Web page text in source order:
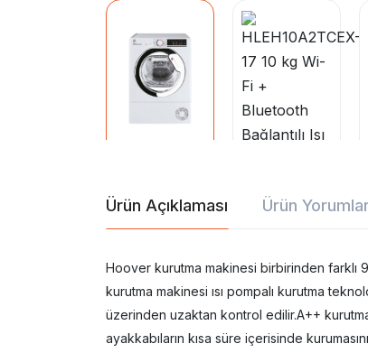
Ürün Açıklaması Ürün
Hoover kurutma makinesi birbirinden farklı
kurutma makinesi ısı pompalı kurutma
üzerinden uzaktan kontrol edilir.A++
ayakkabıların kısa süre içerisinde